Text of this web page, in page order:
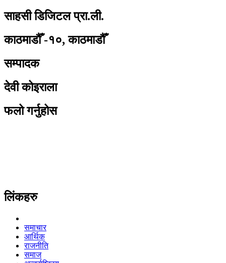
साहसी डिजिटल प्रा.ली.
काठमाडौँ -१०, काठमाडौँ
सम्पादक
देवी कोइराला
फलो गर्नुहोस
लिंकहरु
समाचार
आर्थिक
राजनीति
समाज